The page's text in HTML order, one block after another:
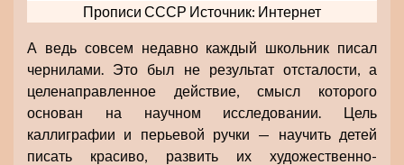
Прописи СССР Источник: Интернет
А ведь совсем недавно каждый школьник писал
чернилами. Это был не результат отсталости, а
целенаправленное действие, смысл которого
основан на научном исследовании. Цель
каллиграфии и перьевой ручки — научить детей
писать красиво, развить их художественно-